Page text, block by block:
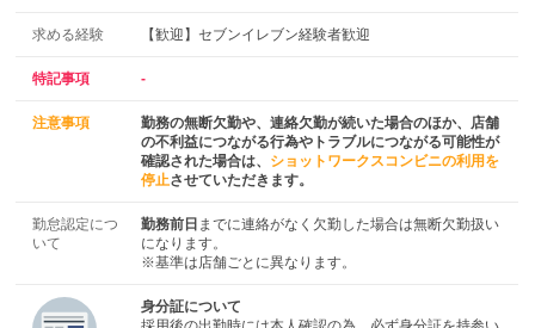
求める経験 【歓迎】セブンイレブン経験者歓迎
特記事項 -
注意事項
勤務の無断欠勤や、連絡欠勤が続いた場合のほか、店舗
の不利益につながる行為やトラブルにつながる可能性が
確認された場合は、 ショットワークスコンビニの利用を
停止させていただきます。
勤怠認定につ
いて
勤務前日 までに連絡がなく欠勤した場合は無断欠勤扱い
になります。
※基準は店舗ごとに異なります。
身分証について